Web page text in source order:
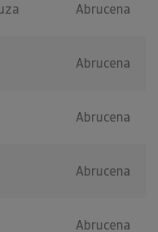
Abrucena
Abrucena
Abrucena
Abrucena
Abrucena